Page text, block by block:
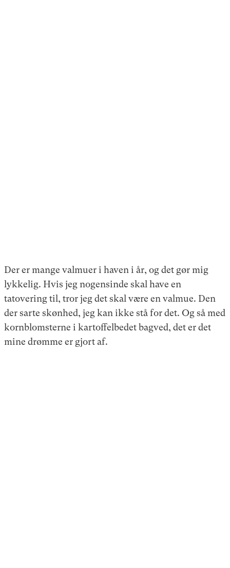
Der er mange valmuer i haven i år, og det gør mig
lykkelig. Hvis jeg nogensinde skal have en
tatovering til, tror jeg det skal være en valmue. Den
der sarte skønhed, jeg kan ikke stå for det. Og så med
kornblomsterne i kartoffelbedet bagved, det er det
mine drømme er gjort af.